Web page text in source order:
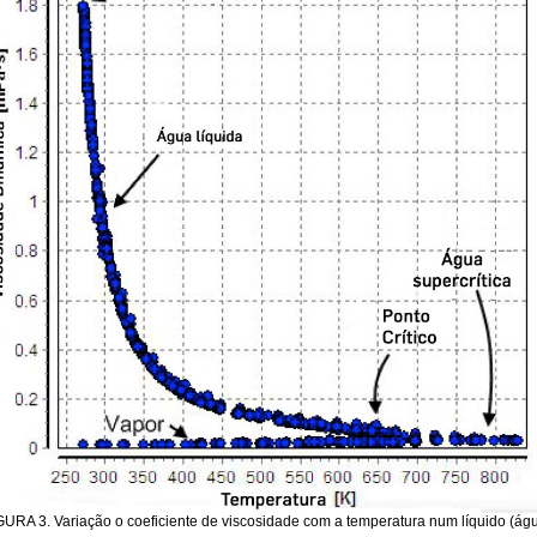
3. Variação o coeficiente de viscosidade com a temperatura num líquido